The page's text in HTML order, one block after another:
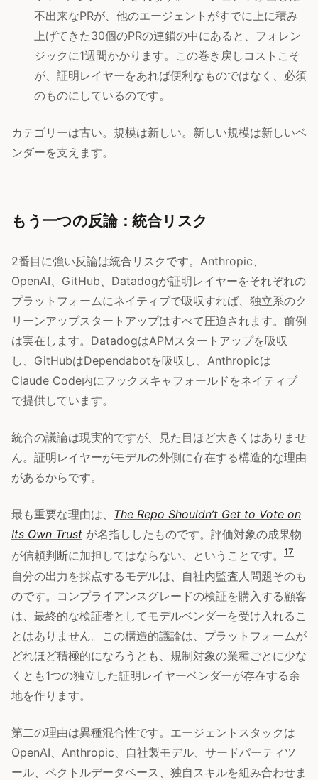
不出来なPRが、他のエージェントがすでに上に積み
上げてきた30個のPRの連鎖の中にあると、フォレン
ジックに1週間かかります。この巻き戻しコストこそ
が、証明レイヤーをあれば便利なものではなく、必須
のものにしているのです。
カテゴリーは古い。規模は新しい。新しい規模は新しいベ
ンダーを支えます。
もう一つの反論：統合リスク
2番目に強い反論は統合リスクです。Anthropic、
OpenAI、GitHub、Datadogが証明レイヤーをそれぞれの
プラットフォームにネイティブで吸収すれば、独立系のク
リーンアップスタートアップはすべて圧迫されます。前例
は実在します。DatadogはAPMスタートアップを吸収
し、GitHubはDependabotを吸収し、Anthropicは
Claude Code内にフックスキャフォールドをネイティブ
で提供しています。
統合の議論は現実的ですが、見た目ほど大きくはありませ
ん。証明レイヤーがモデルの外側に存在する構造的な理由
があるからです。
最も重要な理由は、 The Repo Shouldn’t Get to Vote on
Its Own Trust が名指ししたものです。評価対象の成果物
が信頼判断に加担してはならない、ということです。
17
自分の出力を採点するモデルは、自社内監査人問題そのも
のです。コンプライアンスグレードの検証を購入する顧客
は、最終的な検証者としてモデルベンダーを受け入れるこ
とはありません。この構造的議論は、プラットフォームが
どれほど積極的になろうとも、規制対象の業種ごとに少な
くとも1つの独立した証明レイヤーベンダーが存在する余
地を作ります。
第二の理由は異種混合性です。エージェントスタックは
OpenAI、Anthropic、自社製モデル、サードパーティツ
ール、ベクトルデータベース、独自スキルを組み合わせま